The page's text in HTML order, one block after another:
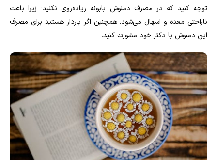
توجه کنید که در مصرف دمنوش بابونه زیاده‌روی نکنید؛ زیرا باعث
ناراحتی معده و اسهال می‌شود. همچنین اگر باردار هستید برای مصرف
این دمنوش با دکتر خود مشورت کنید.